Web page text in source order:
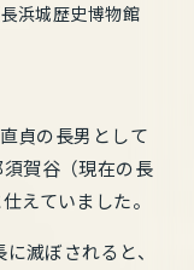
浜城歴史博物館
貞の長男として
賀谷（現在の長
えていました。
滅ぼされると、